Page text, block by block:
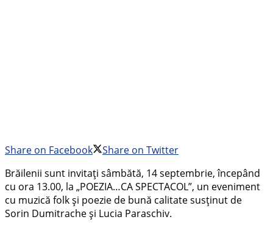
Share on Facebook
Share on Twitter
Brăilenii sunt invitați sâmbătă, 14 septembrie, începând
cu ora 13.00, la „POEZIA…CA SPECTACOL”, un eveniment
cu muzică folk și poezie de bună calitate susținut de
Sorin Dumitrache și Lucia Paraschiv.